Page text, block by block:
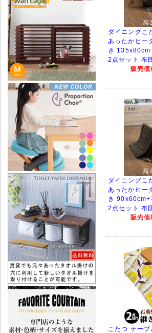
ダイニングこ
あったかヒー
き
2点セット 布
販売
ダイニングこ
あったかヒー
き 90x60cm+
2点セット 布
販売
こたつ テー